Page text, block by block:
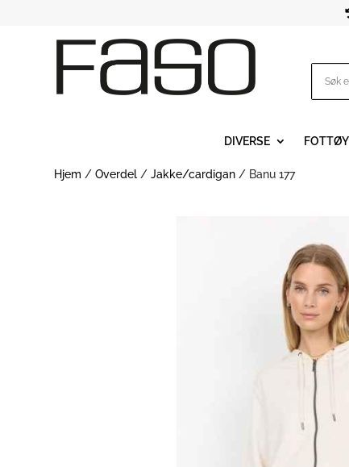
DIVERSE FOTTØY
Hjem /Overdel /Jakke/cardigan / Banu 177